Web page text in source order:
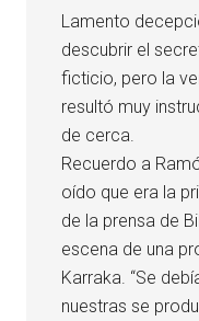
Lamento
descubrir el
ficticio, pero la
resultó muy
de cerca.
Recuerdo a
oído que era la
de la prensa de
escena de una
Karraka. “Se
nuestras se